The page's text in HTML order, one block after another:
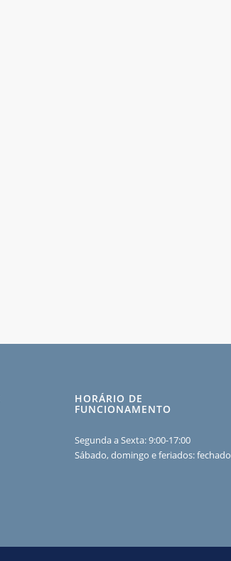
HORÁRIO DE
FUNCIONAMENTO
Segunda a Sexta: 9:00-17:00
Sábado, domingo e feriados: fechado